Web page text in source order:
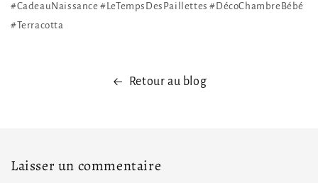
#CadeauNaissance #LeTempsDesPaillettes #DécoChambreBébé
#Terracotta
Retour au blog
Laisser un commentaire